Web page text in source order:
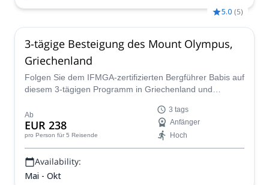
5.0 (5)
3-tägige Besteigung des Mount Olympus,
Griechenland
Folgen Sie dem IFMGA-zertifizierten Bergführer Babis auf
diesem 3-tägigen Programm in Griechenland und
Umgebung.
Ab
EUR 238
pro Person für 5 Reisende
3 tags
Anfänger
Hoch
Availability:
Mai - Okt